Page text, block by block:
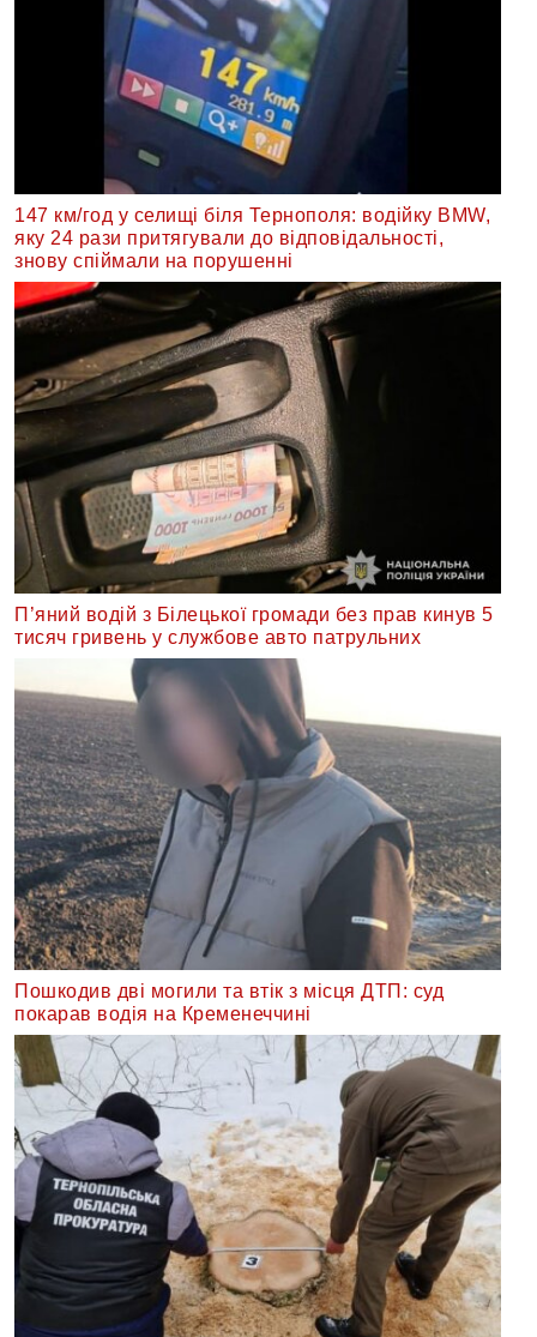
147 км/год у селищі біля Тернополя: водійку BMW,
яку 24 рази притягували до відповідальності,
знову спіймали на порушенні
П’яний водій з Білецької громади без прав кинув 5
тисяч гривень у службове авто патрульних
Пошкодив дві могили та втік з місця ДТП: суд
покарав водія на Кременеччині